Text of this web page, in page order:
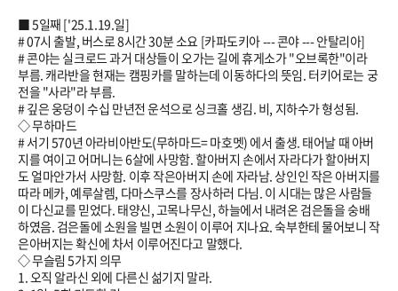
■ 5일째 ['25.1.19.일]
# 07시 출발, 버스로 8시간 30분 소요 [카파도키아 --- 콘야 --- 안탈리아]
# 콘야는 실크로드 과거 대상들이 오가는 길에 휴게소가 "오브록한"이라
부름. 캐라반을 현재는 캠핑카를 말하는데 이동하다의 뜻임. 터키어로는 궁
전을 "사라"라 부름.
# 깊은 웅덩이 수십 만년전 운석으로 싱크홀 생김. 비, 지하수가 형성됨.
◇ 무하마드
# 서기 570년 아라비아반도(무하마드= 마호멧) 에서 출생. 태어날 때 아버
지를 여이고 어머니는 6살에 사망함. 할아버지 손에서 자라다가 할아버지
도 얼마안가서 사망함. 이후 작은아버지 손에 자라남. 상인인 작은 아버지를
따라 메카, 예루살렘, 다마스쿠스를 장사하러 다님. 이 시대는 많은 사람들
이 다신교를 믿었다. 태양신, 고목나무신, 하늘에서 내려온 검은돌을 숭배
하였음. 검은돌에 소원을 빌면 소원이 이루어 지나요. 숙부한테 물어보니 작
은아버지는 확신에 차서 이루어진다고 말했다.
◇ 무슬림 5가지 의무
1. 오직 알라신 외에 다른신 섦기지 말라.